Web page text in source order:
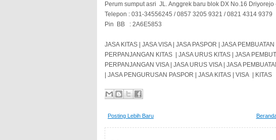
Perum sumput asri JL. Anggrek baru blok DX No.16 Driyorejo
Telepon : 031-34556245 / 0857 3205 9321 / 0821 4314 9379
Pin
BB : 2A6E5853
JASA KITAS | JASA VISA | JASA PASPOR | JASA
PERPANJANGAN KITAS
| JASA URUS KITAS | JASA
PERPANJANGAN VISA | JASA URUS VISA | JASA
| JASA PENGURUSAN PASPOR | JASA KITAS | VISA
| KITAS
Posting Lebih Baru